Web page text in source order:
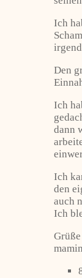
Ich
Den
Ich
dann
Ich
den
auch
Ich
Grüße